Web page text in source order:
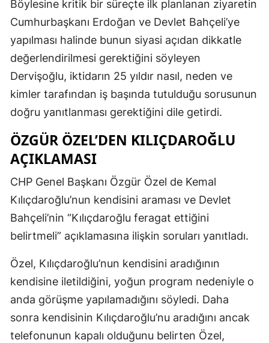
Böylesine kritik bir süreçte ilk planlanan ziyaretin
Cumhurbaşkanı Erdoğan ve Devlet Bahçeli’ye
yapılması halinde bunun siyasi açıdan dikkatle
değerlendirilmesi gerektiğini söyleyen
Dervişoğlu, iktidarın 25 yıldır nasıl, neden ve
kimler tarafından iş başında tutulduğu sorusunun
doğru yanıtlanması gerektiğini dile getirdi.
ÖZGÜR ÖZEL’DEN KILIÇDAROĞLU
AÇIKLAMASI
CHP Genel Başkanı Özgür Özel de Kemal
Kılıçdaroğlu’nun kendisini araması ve Devlet
Bahçeli’nin “Kılıçdaroğlu feragat ettiğini
belirtmeli” açıklamasına ilişkin soruları yanıtladı.
Özel, Kılıçdaroğlu’nun kendisini aradığının
kendisine iletildiğini, yoğun program nedeniyle o
anda görüşme yapılamadığını söyledi. Daha
sonra kendisinin Kılıçdaroğlu’nu aradığını ancak
telefonunun kapalı olduğunu belirten Özel,